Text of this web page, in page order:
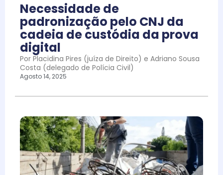
Necessidade de
padronização pelo CNJ da
cadeia de custódia da prova
digital
Por Placidina Pires (juíza de Direito) e Adriano Sousa
Costa (delegado de Polícia Civil)
Agosto 14, 2025